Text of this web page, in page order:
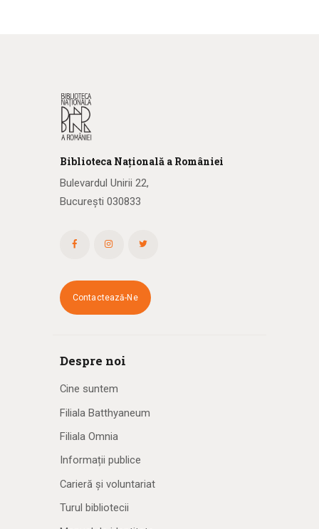
Biblioteca Națională a României
Bulevardul Unirii 22,
București 030833
Contactează-Ne
Despre noi
Cine suntem
Filiala Batthyaneum
Filiala Omnia
Informații publice
Carieră și voluntariat
Turul bibliotecii